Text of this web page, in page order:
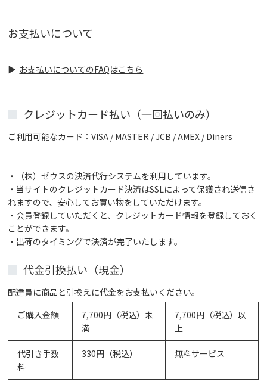
配BOX希望」とご指示ください。冷蔵商品は品質保持
出来かねますので、置き配のご希望は承っておりませ
ゆうパケットパフは、ポスト投函または宅配ボックス
などへのお届け（置き配）となります。対面でのお受
け取りは不要です。ゆうパケットパフ対象商品は商品
ページに記載がございます。
お支払いについて
お支払いについてのFAQはこちら
クレジットカード払い（一回払いのみ）
ご利用可能なカード：VISA / MASTER / JCB / AMEX / Diners
・（株）ゼウスの決済代行システムを利用しています。
・当サイトのクレジットカード決済はSSLによって保護され送信さ
れますので、安心してお買い物をしていただけます。
・会員登録していただくと、クレジットカード情報を登録しておく
ことができます。
・出荷のタイミングで決済が完了いたします。
代金引換払い（現金）
配達員に商品と引換えに代金をお支払いください。
ご購入金額
7,700円（税込）未
満
7,700円（税込）以
上
代引き手数
料
330円（税込） 無料サービス